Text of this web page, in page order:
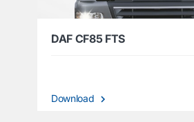
DAF CF85 FTS
Download